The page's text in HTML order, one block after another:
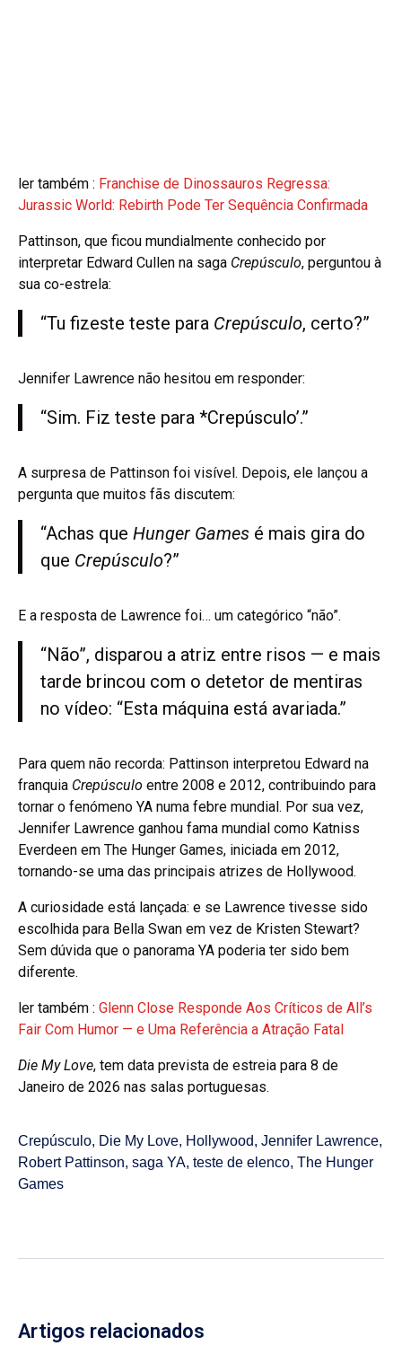
ler também : Franchise de Dinossauros Regressa:
Jurassic World: Rebirth Pode Ter Sequência Confirmada
Pattinson, que ficou mundialmente conhecido por
interpretar Edward Cullen na saga‍ Crepúsculo, perguntou à
sua co-estrela:
“Tu fizeste teste para Crepúsculo, certo?”
Jennifer Lawrence não hesitou em responder:
“Sim. Fiz teste para *Crepúsculo’.”
A surpresa de Pattinson foi visível. Depois, ele lançou a
pergunta que muitos fãs discutem:
“Achas que Hunger Games é mais gira do
que Crepúsculo?”
E a resposta de Lawrence foi… um categórico “não”.
“Não”, disparou a atriz entre risos — e mais
tarde brincou com o detetor de mentiras
no vídeo: “Esta máquina está avariada.”
Para quem não recorda: Pattinson interpretou Edward na
franquia Crepúsculo entre 2008 e 2012, contribuindo para
tornar o fenómeno YA numa febre mundial. Por sua vez,
Jennifer Lawrence ganhou fama mundial como Katniss
Everdeen em The Hunger Games, iniciada em 2012,
tornando-se uma das principais atrizes de Hollywood.
A curiosidade está lançada: e se Lawrence tivesse sido
escolhida para Bella Swan em vez de Kristen Stewart?
Sem dúvida que o panorama YA poderia ter sido bem
diferente.
ler também : Glenn Close Responde Aos Críticos de All’s
Fair Com Humor — e Uma Referência a Atração Fatal
Die My Love, tem data prevista de estreia para 8 de
Janeiro de 2026 nas salas portuguesas.
Crepúsculo, Die My Love, Hollywood, Jennifer Lawrence,
Robert Pattinson, saga YA, teste de elenco, The Hunger
Games
Artigos relacionados